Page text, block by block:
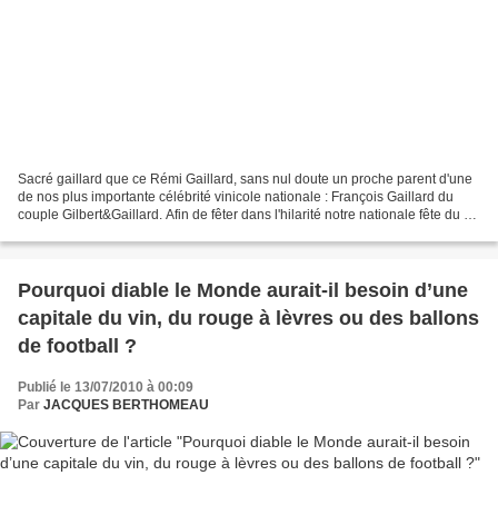
Sacré gaillard que ce Rémi Gaillard, sans nul doute un proche parent d'une
de nos plus importante célébrité vinicole nationale : François Gaillard du
couple Gilbert&Gaillard. Afin de fêter dans l'hilarité notre nationale fête du 14
Pourquoi diable le Monde aurait-il besoin d’une
capitale du vin, du rouge à lèvres ou des ballons
de football ?
Publié le 13/07/2010 à 00:09
Par JACQUES BERTHOMEAU